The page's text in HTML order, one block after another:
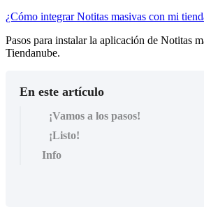
¿Cómo integrar Notitas masivas con mi
Pasos para instalar la aplicación de Notitas
Tiendanube.
En este artículo
¡Vamos a los pasos!
¡Listo!
Info